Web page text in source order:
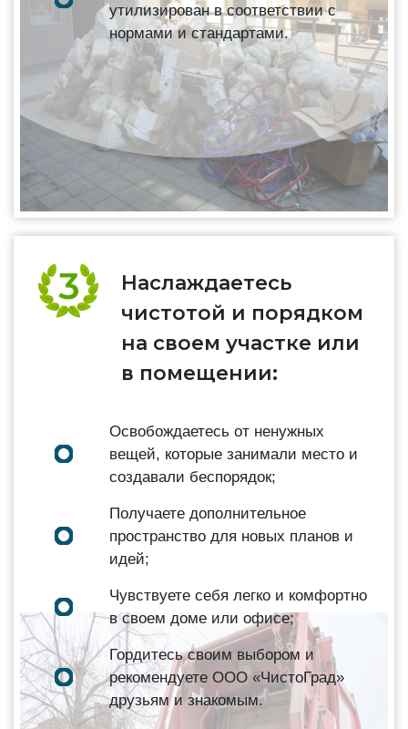
утилизирован в соответствии с
нормами и стандартами.
Наслаждаетесь
чистотой и порядком
на своем участке или
в помещении:
Освобождаетесь от ненужных
вещей, которые занимали место и
создавали беспорядок;
Получаете дополнительное
пространство для новых планов и
идей;
Чувствуете себя легко и комфортно
в своем доме или офисе;
Гордитесь своим выбором и
рекомендуете ООО «ЧистоГрад»
друзьям и знакомым.